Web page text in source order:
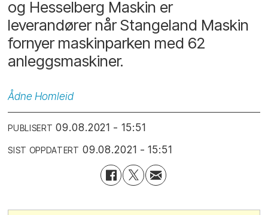
og Hesselberg Maskin er
leverandører når Stangeland Maskin
fornyer maskinparken med 62
anleggsmaskiner.
Ådne Homleid
PUBLISERT 09.08.2021 - 15:51
SIST OPPDATERT 09.08.2021 - 15:51